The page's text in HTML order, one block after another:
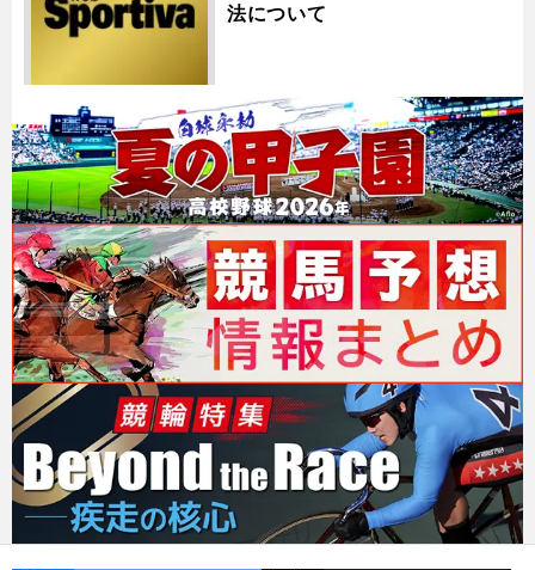
法について